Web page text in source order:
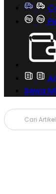
Sewa
Cari Artikel